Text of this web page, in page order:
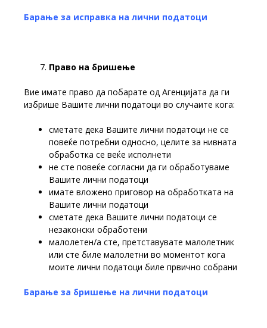
Барање за исправка на лични податоци
Право на бришење
Вие имате право да побарате од Агенцијата да ги
избрише Вашите лични податоци во случаите кога:
сметате дека Вашите лични податоци не се
повеќе потребни односно, целите за нивната
обработка се веќе исполнети
не сте повеќе согласни да ги обработуваме
Вашите лични податоци
имате вложено приговор на обработката на
Вашите лични податоци
сметате дека Вашите лични податоци се
незаконски обработени
малолетен/а сте, претставувате малолетник
или сте биле малолетни во моментот кога
моите лични податоци биле првично собрани
Барање за бришење на лични податоци